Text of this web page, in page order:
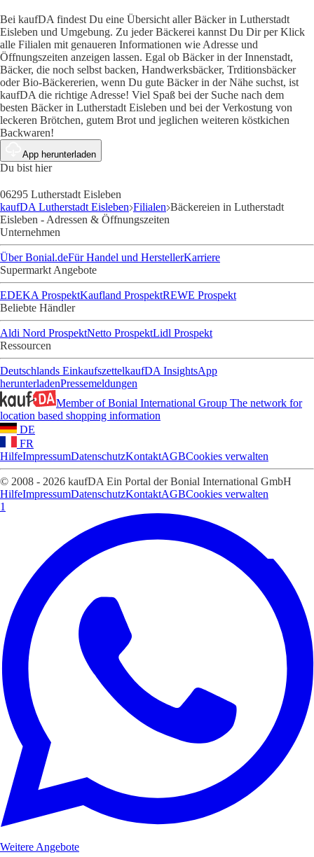
Bei kaufDA findest Du eine Übersicht aller Bäcker in Lutherstadt
Eisleben und Umgebung. Zu jeder Bäckerei kannst Du Dir per Klick
alle Filialen mit genaueren Informationen wie Adresse und
Öffnungszeiten anzeigen lassen. Egal ob Bäcker in der Innenstadt,
Bäcker, die noch selbst backen, Handwerksbäcker, Trditionsbäcker
oder Bio-Bäckererien, wenn Du gute Bäcker in der Nähe suchst, ist
kaufDA die richtige Adresse! Viel Spaß bei der Suche nach dem
besten Bäcker in Lutherstadt Eisleben und bei der Verkostung von
leckeren Brötchen, gutem Brot und jeglichen weiteren köstkichen
Backwaren!
App herunterladen
Du bist hier
06295 Lutherstadt Eisleben
kaufDA Lutherstadt Eisleben Filialen Bäckereien in Lutherstadt
Eisleben - Adressen & Öffnungszeiten
Unternehmen
Über Bonial.deFür Handel und HerstellerKarriere
Supermarkt Angebote
EDEKA ProspektKaufland ProspektREWE Prospekt
Beliebte Händler
Aldi Nord ProspektNetto ProspektLidl Prospekt
Ressourcen
Deutschlands EinkaufszettelkaufDA InsightsApp
herunterladenPressemeldungen
Member of Bonial International Group The network for
location based shopping information
DE
FR
HilfeImpressumDatenschutzKontaktAGBCookies verwalten
© 2008 - 2026 kaufDA Ein Portal der Bonial International GmbH
HilfeImpressumDatenschutzKontaktAGBCookies verwalten
1
Weitere Angebote